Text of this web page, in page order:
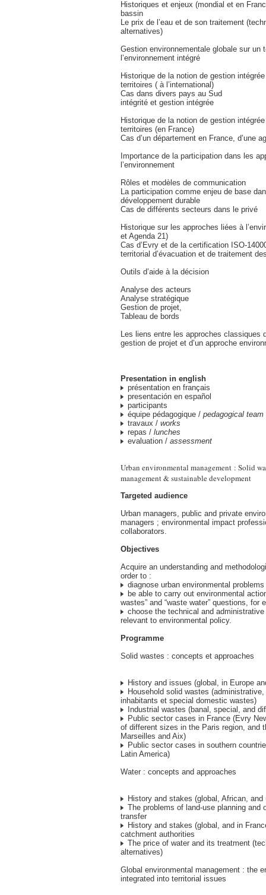
Historiques et enjeux (mondial et en
bassin
Le prix de l’eau et de son traitement
alternatives)
Gestion environnementale globale sur un
l’environnement intégré
Historique de la notion de gestion
territoires ( à l’international)
Cas dans divers pays au Sud
intégrité et gestion intégrée
Historique de la notion de gestion
territoires (en France)
Cas d’un département en France, d’une
Importance de la participation dans les
l’environnement
Rôles et modèles de communication
La participation comme enjeu de base
développement durable
Cas de différents secteurs dans le privé
Historique sur les approches liées à
et Agenda 21)
Cas d’Evry et de la certification ISO-
territorial d’évacuation et de traitement
Outils d’aide à la décision
Analyse des acteurs
Analyse stratégique
Gestion de projet,
Tableau de bords
Les liens entre les approches classiques
gestion de projet et d’un approche
Presentation in english
présentation en français
presentación en español
participants
équipe pédagogique / pedagogical team
travaux / works
repas / lunches
evaluation / assessment
Urban environmental management : Solid
management & sustainable development
Targeted audience
Urban managers, public and private
managers ; environmental impact
collaborators.
Objectives
Acquire an understanding and
order to :
diagnose urban environmental
be able to carry out environmental
wastes” and “waste water” questions, for
choose the technical and
relevant to environmental policy.
Programme
Solid wastes : concepts et approaches
History and issues (global, in Europe
Household solid wastes
inhabitants et special domestic wastes)
Industrial wastes (banal, special, and
Public sector cases in France (Evry
of different sizes in the Paris region, and
Marseilles and Aix)
Public sector cases in southern
Latin America)
Water : concepts and approaches
History and stakes (global, African, and
The problems of land-use planning and
transfer
History and stakes (global, and in
catchment authorities
The price of water and its treatment
alternatives)
Global environmental management : the
integrated into territorial issues